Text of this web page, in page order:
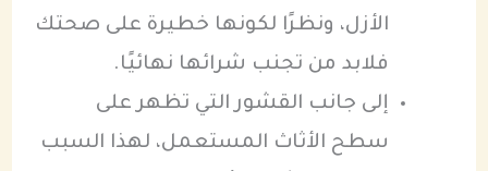
الأزل، ونظرًا لكونها خطيرة على صحتك
فلابد من تجنب شرائها نهائيًا.
إلى جانب القشور التي تظهر على
سطح الأثاث المستعمل، لهذا السبب